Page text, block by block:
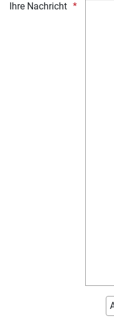
Ihre Nachricht